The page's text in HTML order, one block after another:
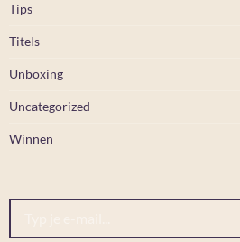
Tips
Titels
Unboxing
Uncategorized
Winnen
Typ je e-mail...